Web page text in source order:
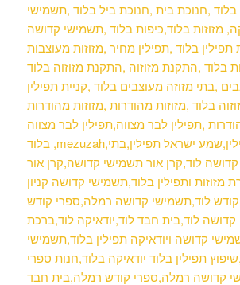
,חנוכת בית ,חנוכת ביל בלוד ,תשמישי
מזוזות בלוד,כיפות בלוד ,תשמישי קדושה
בלוד ,תפילין מחיר ,מזוזות מעוצבות
בלוד ,התקנת מזוזוה ,התקנת מזוזוה בלוד
,בתי מזוזה מעוצבים בלוד ,קניית תפילין
בלוד ,מזוזות מהודרות ,מזוזות מהודרות
,תפילין לבר מצווה,תפילין לבר מצווה
בלוד ,mezuzah,פרשיות תפילין,שמע ישראל תפילין,בתי
לוד,קרן אור תשמישי קדושה,קרן אור
מזוזות ותפילין בלוד,תשמישי קדושה קניון
קודש לוד,תשמישי קדושה רמלה,ספרי קודש
לוד,בית חבד לוד,יודאיקה לוד,ברכת
קדושה ויודאיקה תפילין בלוד,תשמישי
תפילין בלוד יודאיקה בלוד,חנות ספרי
קדושה רמלה,ספרי קודש רמלה,בית חבד